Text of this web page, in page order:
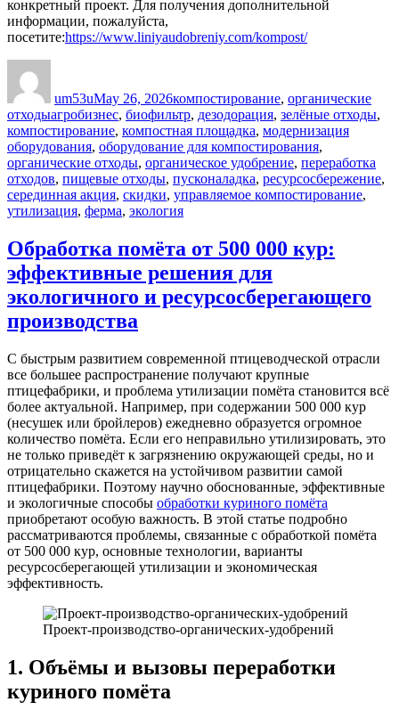
конкретный проект. Для получения дополнительной
информации, пожалуйста,
посетите:https://www.liniyaudobreniy.com/kompost/
um53uMay 26, 2026компостирование, органические
отходыTags
агробизнес, биофильтр, дезодорация, зелёные отходы,
компостирование, компостная площадка, модернизация
оборудования, оборудование для компостирования,
органические отходы, органическое удобрение, переработка
отходов, пищевые отходы, пусконаладка, ресурсосбережение,
серединная акция, скидки, управляемое компостирование,
утилизация, ферма, экология
Обработка помёта от 500 000 кур:
эффективные решения для
экологичного и ресурсосберегающего
производства
С быстрым развитием современной птицеводческой отрасли
все большее распространение получают крупные
птицефабрики, и проблема утилизации помёта становится всё
более актуальной. Например, при содержании 500 000 кур
(несушек или бройлеров) ежедневно образуется огромное
количество помёта. Если его неправильно утилизировать, это
не только приведёт к загрязнению окружающей среды, но и
отрицательно скажется на устойчивом развитии самой
птицефабрики. Поэтому научно обоснованные, эффективные
и экологичные способы обработки куриного помёта
приобретают особую важность. В этой статье подробно
рассматриваются проблемы, связанные с обработкой помёта
от 500 000 кур, основные технологии, варианты
ресурсосберегающей утилизации и экономическая
эффективность.
Проект-производство-органических-удобрений
1. Объёмы и вызовы переработки
куриного помёта